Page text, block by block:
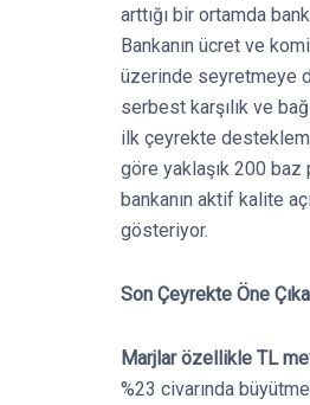
arttığı bir ortamda
Bankanın ücret ve
üzerinde seyretmeye
serbest karşılık ve
ilk çeyrekte
göre yaklaşık 200
bankanın aktif kalite
gösteriyor.
Son Çeyrekte Öne
Marjlar özellikle TL
%23 civarında